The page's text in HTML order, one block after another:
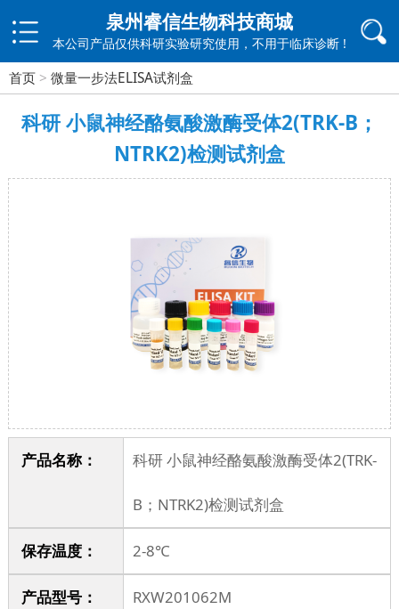
泉州睿信生物科技商城
本公司产品仅供科研实验研究使用，不用于临床诊断 !
首页 > 微量一步法ELISA试剂盒
科研 小鼠神经酪氨酸激酶受体2(TRK-B；
NTRK2)检测试剂盒
产品名称： 科研 小鼠神经酪氨酸激酶受体2(TRK-
B；NTRK2)检测试剂盒
保存温度： 2-8℃
产品型号： RXW201062M